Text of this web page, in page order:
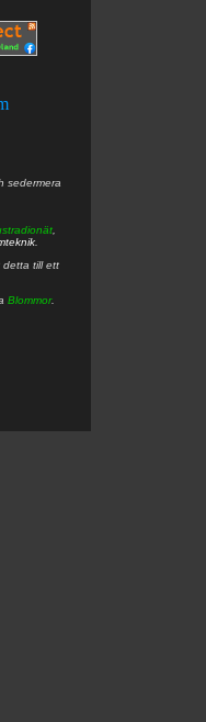
sedermera
detta till ett
Blommor.